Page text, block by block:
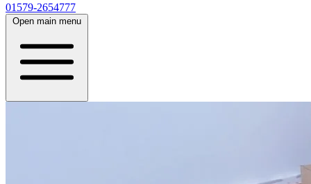
01579-2654777
Open main menu